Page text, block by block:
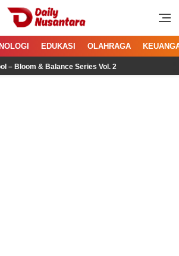
Daily Nusantara
Fakta, Menginspirasi
EDUKASI OLAHRAGA
& Balance Series Vol. 2